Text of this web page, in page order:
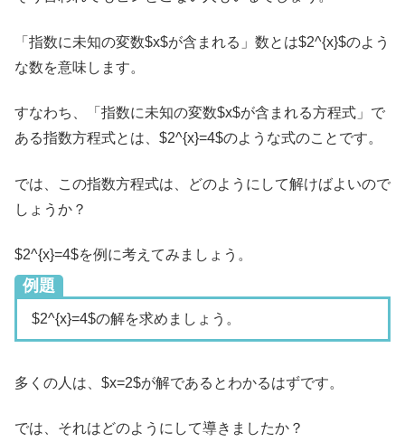
「指数に未知の変数$x$が含まれる」数とは$2^{x}$のよう
な数を意味します。
すなわち、「指数に未知の変数$x$が含まれる方程式」で
ある指数方程式とは、$2^{x}=4$のような式のことです。
では、この指数方程式は、どのようにして解けばよいので
しょうか？
$2^{x}=4$を例に考えてみましょう。
例題
$2^{x}=4$の解を求めましょう。
多くの人は、$x=2$が解であるとわかるはずです。
では、それはどのようにして導きましたか？